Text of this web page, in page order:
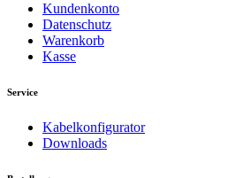
Kundenkonto
Datenschutz
Warenkorb
Kasse
Service
Kabelkonfigurator
Downloads